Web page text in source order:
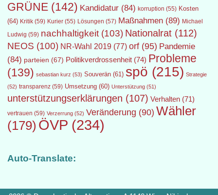
GRÜNE (142) Kandidatur (84) korruption (55) Kosten
(64) Kritik (59) Kurier (55) Lösungen (57) Maßnahmen (89) Michael
Ludwig (59) nachhaltigkeit (103) Nationalrat (112)
NEOS (100) NR-Wahl 2019 (77) orf (95) Pandemie
(84) parteien (67) Politikverdrossenheit (74) Probleme
(139) sebastian kurz (53) Souverän (61) spö (215) Strategie
(52) transparenz (59) Umsetzung (60) Unterstützung (51)
unterstützungserklärungen (107) Verhalten (71)
vertrauen (59) Verzerrung (52) Veränderung (90) Wähler
(179) ÖVP (234)
Auto-Translate: